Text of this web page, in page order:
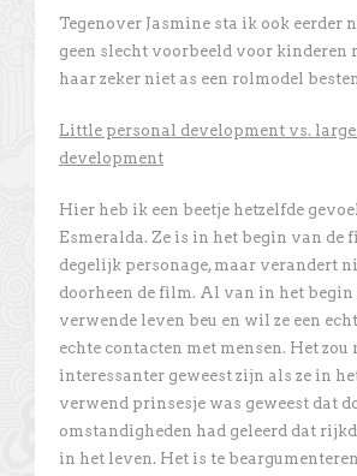
Tegenover Jasmine sta ik ook eerder
geen slecht voorbeeld voor kinderen
haar zeker niet as een rolmodel
Little personal development vs.
development
Hier heb ik een beetje hetzelfde
Esmeralda. Ze is in het begin van de
degelijk personage, maar verandert
doorheen de film. Al van in het begin
verwende leven beu en wil ze een
echte contacten met mensen. Het zou
interessanter geweest zijn als ze in
verwend prinsesje was geweest dat
omstandigheden had geleerd dat
in het leven. Het is te